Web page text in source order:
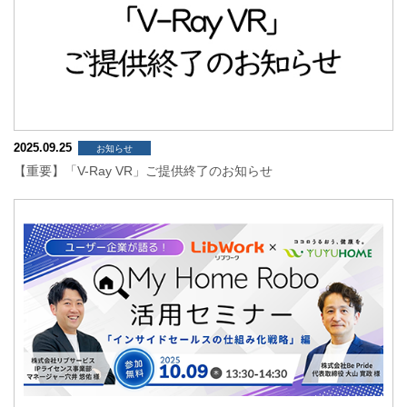
2025.09.25 お知らせ
【重要】「V-Ray VR」ご提供終了のお知らせ